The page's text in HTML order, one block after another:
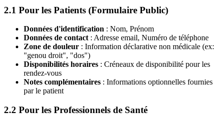
2.1 Pour les Patients (Formulaire Public)
Données d'identification : Nom, Prénom
Données de contact : Adresse email, Numéro de téléphone
Zone de douleur : Information déclarative non médicale (ex:
"genou droit", "dos")
Disponibilités horaires : Créneaux de disponibilité pour les
rendez-vous
Notes complémentaires : Informations optionnelles fournies
par le patient
2.2 Pour les Professionnels de Santé